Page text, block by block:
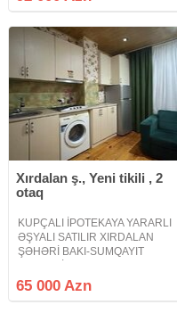
km, Ər-Riyad Ticarət mərkəzi ilə
MTK-ya məxsus 15
Xırdalan ş., Yeni tikili , 2
otaq
KUPÇALI İPOTEKAYA YARARLI
ƏŞYALI SATILIR XIRDALAN
ŞƏHƏRİ BAKI-SUMQAYIT
ŞƏHƏRCİYİNDƏ. Xırdalan şəhəri
Bakı-Sumqayıt yolunun kənarında
65 000 Azn